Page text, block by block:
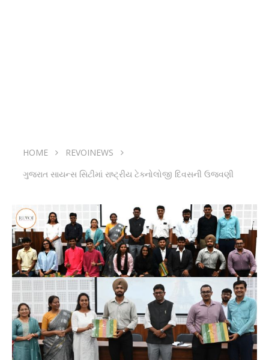
HOME
REVOINEWS
ગુજરાત સાયન્સ સિટીમાં રાષ્ટ્રીય ટેક્નોલોજી દિવસની ઉજવણી